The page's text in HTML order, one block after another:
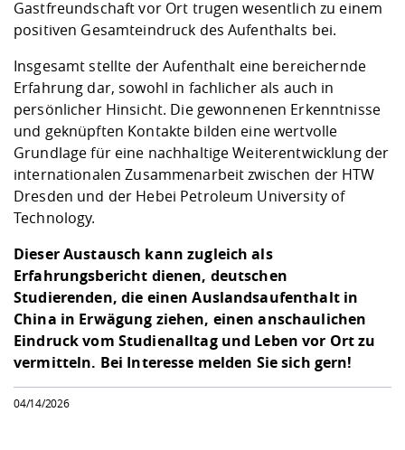
Gastfreundschaft vor Ort trugen wesentlich zu einem
positiven Gesamteindruck des Aufenthalts bei.
Insgesamt stellte der Aufenthalt eine bereichernde
Erfahrung dar, sowohl in fachlicher als auch in
persönlicher Hinsicht. Die gewonnenen Erkenntnisse
und geknüpften Kontakte bilden eine wertvolle
Grundlage für eine nachhaltige Weiterentwicklung der
internationalen Zusammenarbeit zwischen der HTW
Dresden und der Hebei Petroleum University of
Technology.
Dieser Austausch kann zugleich als
Erfahrungsbericht dienen, deutschen
Studierenden, die einen Auslandsaufenthalt in
China in Erwägung ziehen, einen anschaulichen
Eindruck vom Studienalltag und Leben vor Ort zu
vermitteln. Bei Interesse melden Sie sich gern!
04/14/2026